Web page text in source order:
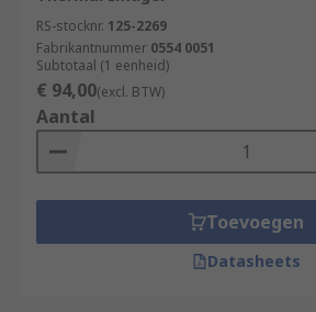
RS-stocknr. 125-2269
Fabrikantnummer 0554 0051
Subtotaal (1 eenheid)
€ 94,00(excl. BTW)
Aantal
Toevoegen
Datasheets